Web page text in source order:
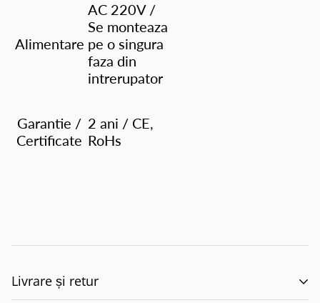
Alimentare
AC 220V /
Se monteaza
pe o singura
faza din
intrerupator
Garantie /
Certificate
2 ani / CE,
RoHs
Livrare și retur